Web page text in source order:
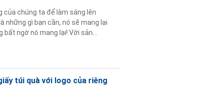
chúng ta để làm sáng lên
những gì bạn cần, nó sẽ mang lại
bất ngờ nó mang lại! Với sản
túi quà với logo của riêng